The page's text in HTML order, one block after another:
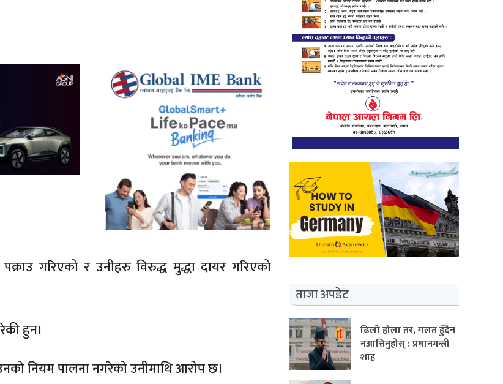
गरिएको र उनीहरु विरुद्ध मुद्धा दायर गरिएको
हुन।
नियम पालना नगरेको उनीमाथि आरोप छ।
ताजा अपडेट
ढिलो होला तर, गलत हुँदैन
नआत्तिनुहोस् : प्रधानमन्त्री
शाह